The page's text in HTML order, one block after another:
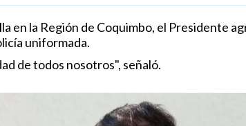
en la Región de Coquimbo, el Presidente
uniformada.
de todos nosotros", señaló.